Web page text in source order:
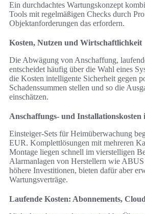
Ein durchdachtes Wartungskonzept
Tools mit regelmäßigen Checks durch
Objektanforderungen das erfordern.
Kosten, Nutzen und Wirtschaftlichkeit
Die Abwägung von Anschaffung,
entscheidet häufig über die Wahl eines
die Kosten intelligente Sicherheit gegen
Schadenssummen stellen und so die
einschätzen.
Anschaffungs- und Installationskosten
Einsteiger-Sets für Heimüberwachung
EUR. Komplettlösungen mit mehreren
Montage liegen schnell im vierstelligen
Alarmanlagen von Herstellern wie
höhere Investitionen, bieten dafür aber
Wartungsverträge.
Laufende Kosten: Abonnements,